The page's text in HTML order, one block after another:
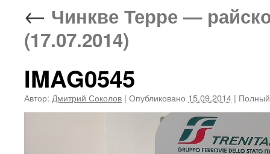
← Чинкве Терре —
(17.07.2014)
IMAG0545
Автор: Дмитрий Соколов | Опубликовано 15.09.2014 |